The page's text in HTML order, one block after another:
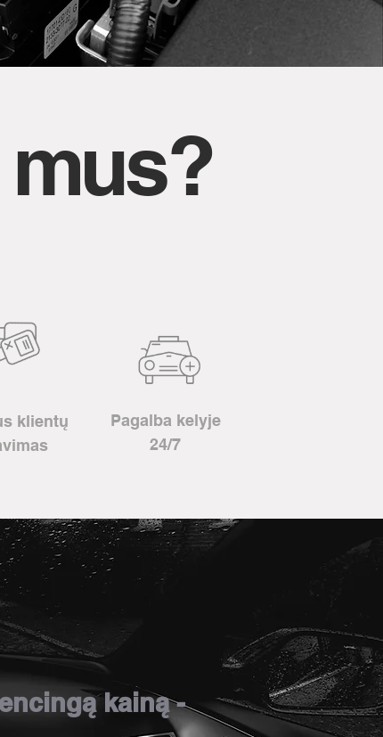
klientų
Pagalba kelyje
24/7
kainą -